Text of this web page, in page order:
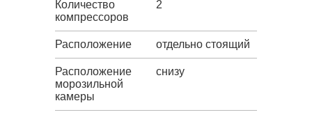
Количество
компрессоров
2
Расположение отдельно стоящий
Расположение
морозильной
камеры
снизу